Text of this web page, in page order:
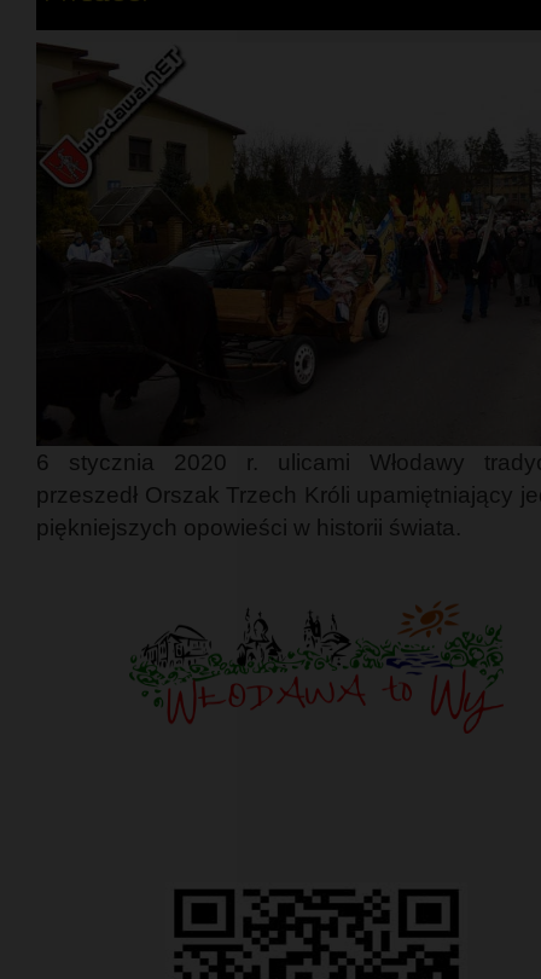
6 stycznia 2020 r. ulicami Włodawy
przeszedł Orszak Trzech Króli upamiętniający
piękniejszych opowieści w historii świata.